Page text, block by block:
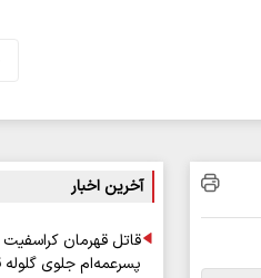
آخرین اخبار
قاتل قهرمان
پسرعمه‌ام جلوی گلوله